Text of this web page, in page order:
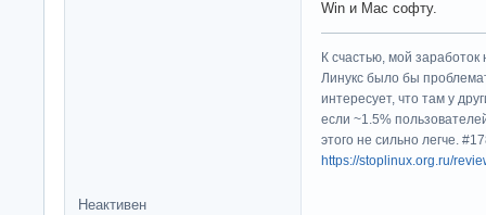
Win и Mac софту.
К счастью, мой
Линукс было бы
интересует, что там у
если ~1.5%
этого не сильно легче.
https://stoplinux.org.ru/
Неактивен